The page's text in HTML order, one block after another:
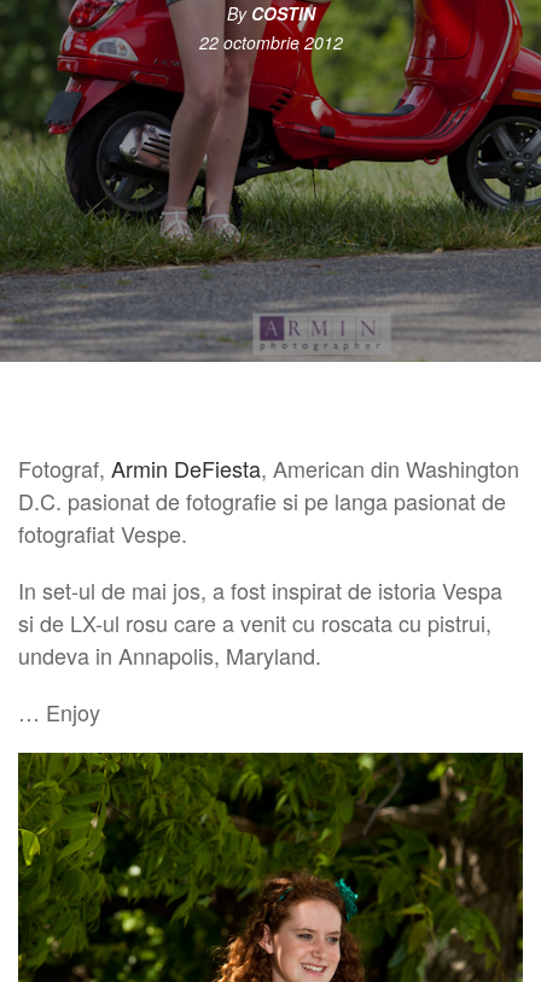
By COSTIN
22 octombrie 2012
Fotograf, Armin DeFiesta, American din Washington
D.C. pasionat de fotografie si pe langa pasionat de
fotografiat Vespe.
In set-ul de mai jos, a fost inspirat de istoria Vespa
si de LX-ul rosu care a venit cu roscata cu pistrui,
undeva in Annapolis, Maryland.
… Enjoy